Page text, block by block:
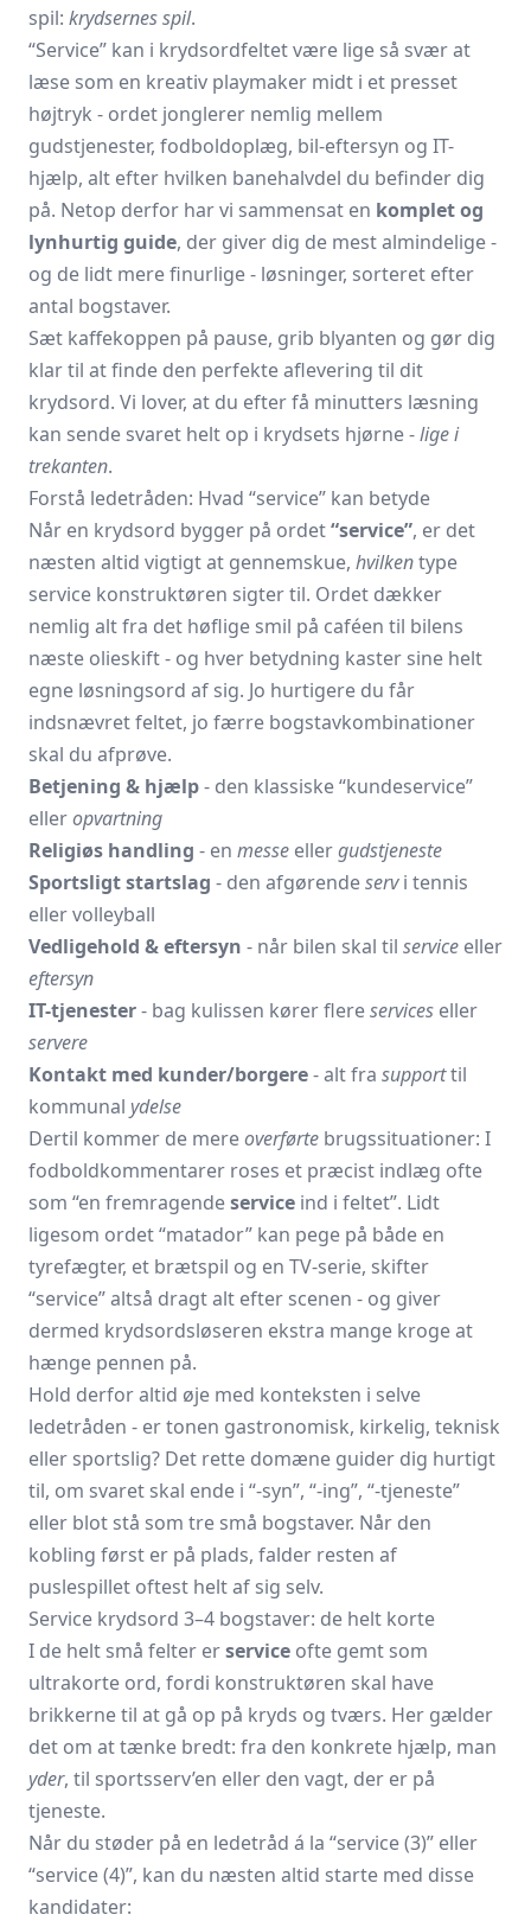
spil: krydsernes spil.
“Service” kan i krydsordfeltet være lige så svær at
læse som en kreativ playmaker midt i et presset
højtryk - ordet jonglerer nemlig mellem
gudstjenester, fodboldoplæg, bil-eftersyn og IT-
hjælp, alt efter hvilken banehalvdel du befinder dig
på. Netop derfor har vi sammensat en komplet og
lynhurtig guide, der giver dig de mest almindelige -
og de lidt mere finurlige - løsninger, sorteret efter
antal bogstaver.
Sæt kaffekoppen på pause, grib blyanten og gør dig
klar til at finde den perfekte aflevering til dit
krydsord. Vi lover, at du efter få minutters læsning
kan sende svaret helt op i krydsets hjørne -lige i
trekanten.
Forstå ledetråden: Hvad “service” kan betyde
Når en krydsord bygger på ordet“service”, er det
næsten altid vigtigt at gennemskue, hvilkentype
service konstruktøren sigter til. Ordet dækker
nemlig alt fra det høflige smil på caféen til bilens
næste olieskift - og hver betydning kaster sine helt
egne løsningsord af sig. Jo hurtigere du får
indsnævret feltet, jo færre bogstavkombinationer
skal du afprøve.
Betjening & hjælp- den klassiske “kunde­service”
elleropvartning
Religiøs handling - en messe ellergudstjeneste
Sportsligt startslag - den afgørendeservi tennis
eller volleyball
Vedligehold & eftersyn - når bilen skal til service eller
eftersyn
IT-tjenester- bag kulissen kører flereservices eller
servere
Kontakt med kunder/borgere- alt fra supporttil
kommunal ydelse
Dertil kommer de mereoverførte brugssituationer: I
fodboldkommentarer roses et præcist indlæg ofte
som “en fremragendeservice ind i feltet”. Lidt
ligesom ordet “matador” kan pege på både en
tyrefægter, et brætspil og en TV-serie, skifter
“service” altså dragt alt efter scenen - og giver
dermed krydsordsløseren ekstra mange kroge at
hænge pennen på.
Hold derfor altid øje med konteksten i selve
ledetråden - er tonen gastronomisk, kirkelig, teknisk
eller sportslig? Det rette domæne guider dig hurtigt
til, om svaret skal ende i “-syn”, “-ing”, “-tjeneste”
eller blot stå som tre små bogstaver. Når den
kobling først er på plads, falder resten af
puslespillet oftest helt af sig selv.
Service krydsord 3–4 bogstaver: de helt korte
I de helt små felter erservice ofte gemt som
ultrakorte ord, fordi konstruktøren skal have
brikkerne til at gå op på kryds og tværs. Her gælder
det om at tænke bredt: fra den konkrete hjælp, man
yder, til sportsserv’en eller den vagt, der er på
tjeneste.
Når du støder på en ledetråd á la “service (3)” eller
“service (4)”, kan du næsten altid starte med disse
kandidater: